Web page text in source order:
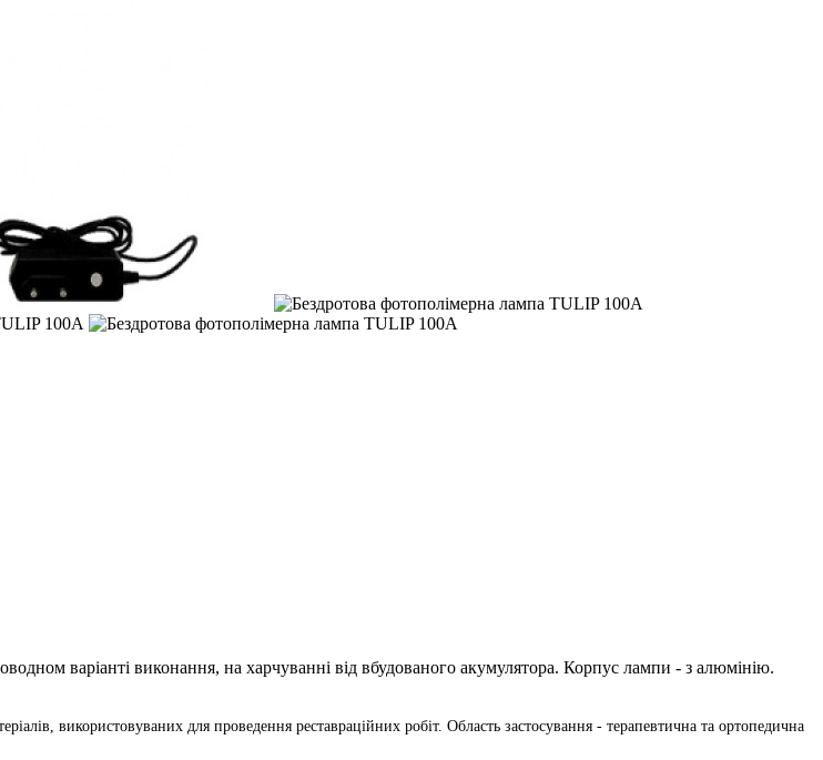
варіанті виконання, на харчуванні від вбудованого акумулятора. Корпус лампи - з алюмінію.
використовуваних для проведення реставраційних робіт. Область застосування - терапевтична та ортопедична